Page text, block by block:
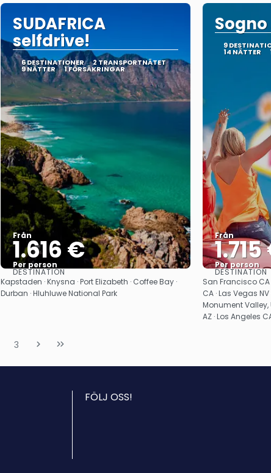
SUDAFRICA
selfdrive!
6 DESTINATIONER 2 TRANSPORTNÄTET
9 NÄTTER 1 FÖRSÄKRINGAR
Från
1.616 €
Per person
Se
DESTINATION
Kapstaden · Knysna · Port Elizabeth · Coffee Bay ·
Durban · Hluhluwe National Park
9
14 NÄTTER
Från
Per person
DESTINATION
San Francisco CA
CA · Las Vegas
Monument Valley,
AZ · Los Angeles
3
FÖLJ OSS!